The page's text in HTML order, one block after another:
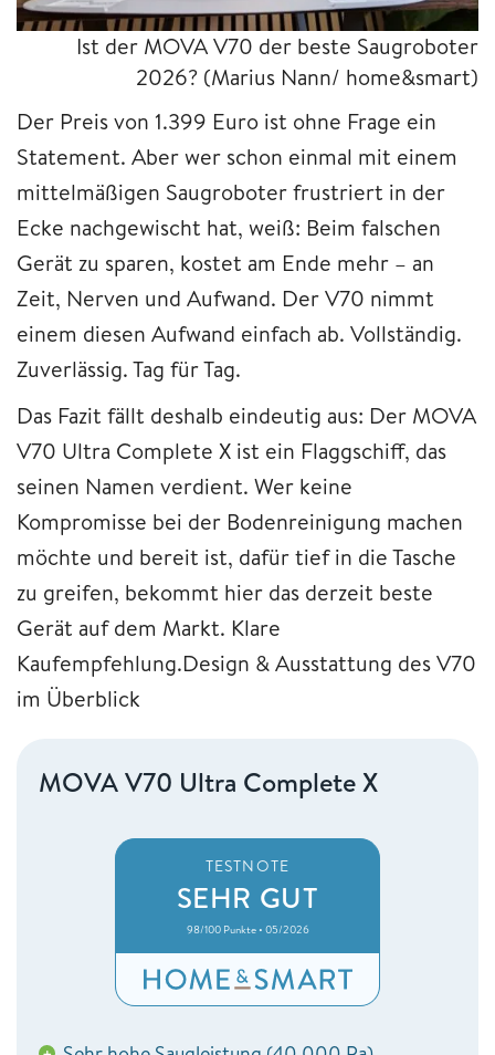
Ist der MOVA V70 der beste Saugroboter
2026? (Marius Nann/ home&smart)
Der Preis von 1.399 Euro ist ohne Frage ein
Statement. Aber wer schon einmal mit einem
mittelmäßigen Saugroboter frustriert in der
Ecke nachgewischt hat, weiß: Beim falschen
Gerät zu sparen, kostet am Ende mehr – an
Zeit, Nerven und Aufwand. Der V70 nimmt
einem diesen Aufwand einfach ab. Vollständig.
Zuverlässig. Tag für Tag.
Das Fazit fällt deshalb eindeutig aus: Der MOVA
V70 Ultra Complete X ist ein Flaggschiff, das
seinen Namen verdient. Wer keine
Kompromisse bei der Bodenreinigung machen
möchte und bereit ist, dafür tief in die Tasche
zu greifen, bekommt hier das derzeit beste
Gerät auf dem Markt. Klare
Kaufempfehlung.Design & Ausstattung des V70
im Überblick
MOVA V70 Ultra Complete X
TESTNOTE
SEHR GUT
98/100 Punkte • 05/2026